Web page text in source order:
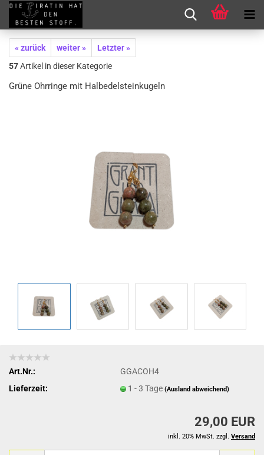
« zurück weiter »
Letzter »
57Artikel in dieser Kategorie
Grüne Ohrringe mit Halbedelsteinkugeln
Art.Nr.:
GGACOH4
Lieferzeit:
1 - 3 Tage(Ausland abweichend)
29,00 EUR
inkl. 20% MwSt. zzgl. Versand